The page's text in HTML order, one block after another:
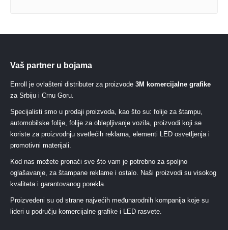
Vaš partner u bojama
Enroll je ovlašteni distributer za proizvode 3M komercijalne grafike
za Srbiju i Crnu Goru.
Specijalisti smo u prodaji proizvoda, kao što su: folije za štampu,
automobilske folije, folije za oblepljivanje vozila, proizvodi koji se
koriste za proizvodnju svetlećih reklama, elementi LED osvetljenja i
promotivni materijali.
Kod nas možete pronaći sve što vam je potrebno za spoljno
oglašavanje, za štampane reklame i ostalo. Naši proizvodi su visokog
kvaliteta i garantovanog porekla.
Proizvedeni su od strane najvećih međunarodnih kompanija koje su
lideri u području komercijalne grafike i LED rasvete.